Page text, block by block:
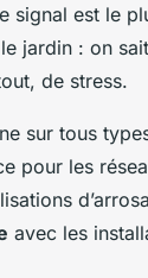
signal est le
jardin : on
de stress.
sur tous
pour les
avec les